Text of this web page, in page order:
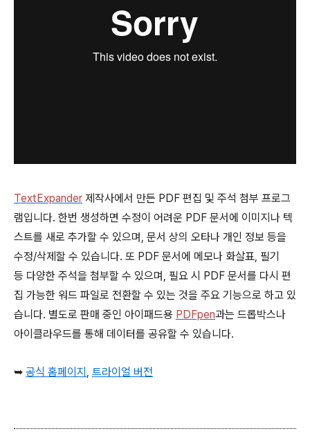
TextExpander 제작사에서 만든 PDF 편집 및 주석 첨부 프로그
램입니다. 한번 생성하면 수정이 어려운 PDF 문서에 이미지나 텍
스트를 새로 추가할 수 있으며, 문서 상의 오타나 개인 정보 등을
수정/삭제할 수 있습니다. 또 PDF 문서에 메모나 화살표, 필기
등 다양한 주석을 첨부할 수 있으며, 필요 시 PDF 문서를 다시 편
집 가능한 워드 파일로 전환할 수 있는 것을 주요 기능으로 하고 있
습니다. 별도로 판매 중인 아이패드용 PDFpen과는 드롭박스나
아이클라우드를 통해 데이터를 공유할 수 있습니다.
➥ 공식 홈페이지 , 트라이얼 버전